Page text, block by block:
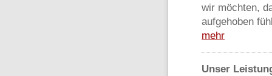
wir möchten,
aufgehoben
mehr
Unser